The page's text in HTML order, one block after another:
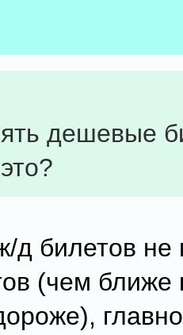
дешевые
д билетов не
(чем ближе